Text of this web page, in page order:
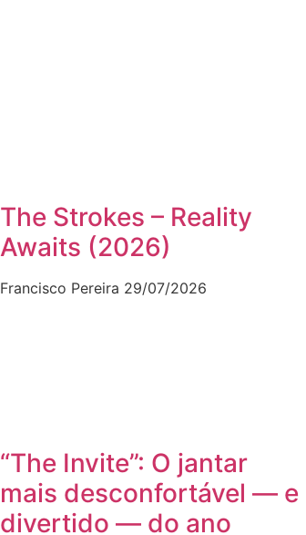
The Strokes – Reality
Awaits (2026)
Francisco Pereira 29/07/2026
“The Invite”: O jantar
mais desconfortável — e
divertido — do ano